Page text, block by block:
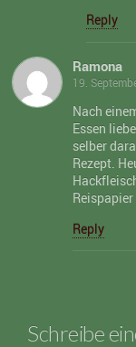
Reply
Ramona
19.
Nach
Essen
selber
Rezept.
Reply
Schreibe